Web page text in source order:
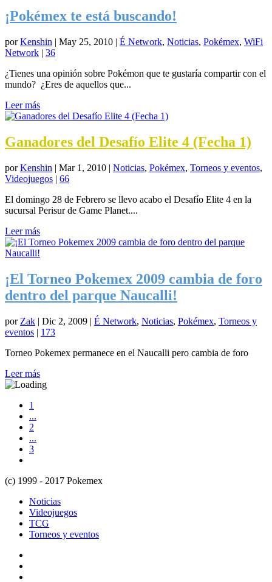
¡Pokémex te está buscando!
porKenshin | May 25, 2010 | É Network, Noticias, Pokémex, WiFi
Network | 36
¿Tienes una opinión sobre Pokémon que te gustaría compartir con el
mundo? ¿Eres de aquellos que...
Leer más
Ganadores del Desafío Elite 4 (Fecha 1)
porKenshin | Mar 1, 2010 | Noticias, Pokémex, Torneos y eventos,
Videojuegos | 66
El domingo 28 de Febrero se llevo acabo el Desafío Elite 4 en la
sucursal Perisur de Game Planet....
Leer más
¡El Torneo Pokemex 2009 cambia de foro
dentro del parque Naucalli!
por Zak | Dic 2, 2009 | É Network, Noticias, Pokémex, Torneos y
eventos | 173
Torneo Pokemex permanece en el Naucalli pero cambia de foro
Leer más
1
...
2
...
3
(c) 1999 - 2017 Pokemex
Noticias
Videojuegos
TCG
Torneos y eventos